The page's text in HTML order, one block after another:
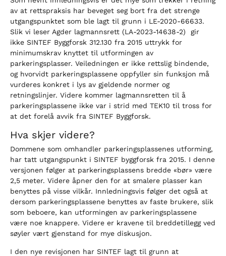
av at rettspraksis har beveget seg bort fra det strenge
utgangspunktet som ble lagt til grunn i LE-2020-66633.
Slik vi leser Agder lagmannsrett (LA-2023-14638-2) gir
ikke SINTEF Byggforsk 312.130 fra 2015 uttrykk for
minimumskrav knyttet til utformingen av
parkeringsplasser. Veiledningen er ikke rettslig bindende,
og hvorvidt parkeringsplassene oppfyller sin funksjon må
vurderes konkret i lys av gjeldende normer og
retningslinjer. Videre kommer lagmannsretten til å
parkeringsplassene ikke var i strid med TEK10 til tross for
at det forelå avvik fra SINTEF Byggforsk.
Hva skjer videre?
Dommene som omhandler parkeringsplassenes utforming,
har tatt utgangspunkt i SINTEF byggforsk fra 2015. I denne
versjonen følger at parkeringsplassens bredde «bør» være
2,5 meter. Videre åpner den for at smalere plasser kan
benyttes på visse vilkår. Innledningsvis følger det også at
dersom parkeringsplassene benyttes av faste brukere, slik
som beboere, kan utformingen av parkeringsplassene
være noe knappere. Videre er kravene til breddetillegg ved
søyler vært gjenstand for mye diskusjon.
I den nye revisjonen har SINTEF lagt til grunn at